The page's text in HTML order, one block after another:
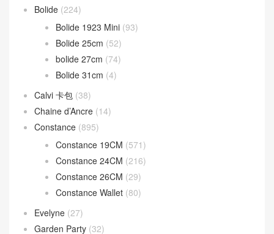
Birkin 25CM
Birkin 30CM (595)
Birkin 35CM (84)
Birkin 40CM (24)
Birkin Shadow(16)
Bolide(224)
Bolide 1923 Mini
Bolide 25cm
bolide 27cm(74)
Bolide 31cm(4)
Calvi 卡包(38)
Chaine d’Ancre(14)
Constance(895)
Constance 19CM